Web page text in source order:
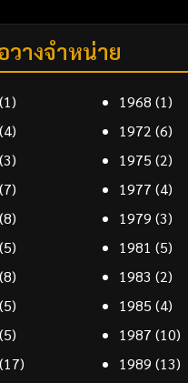
วางจำหน่าย
(1) 1968 (1)
(4) 1972 (6)
(3) 1975 (2)
(7) 1977 (4)
(8) 1979 (3)
(5) 1981 (5)
(8) 1983 (2)
1985 (4)
(5) 1987 (10)
(17) 1989 (13)